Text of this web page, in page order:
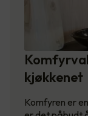
kjøkkenet
Komfyren er